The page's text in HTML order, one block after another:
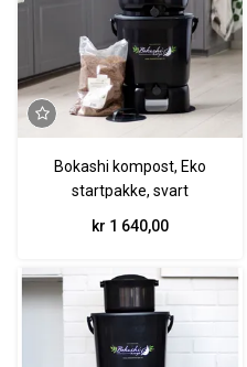
Bokashi kompost, Eko
startpakke, svart
kr 1 640,00